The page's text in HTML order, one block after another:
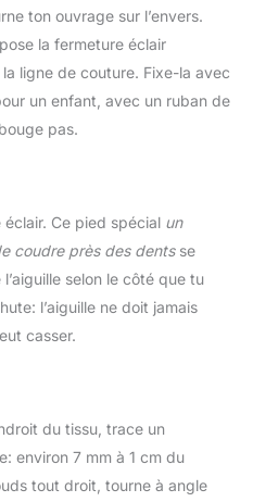
de repassage se
très bien. 4.
de protection
enfants : table a
équipée d'un
de verrouillage
de se plier ou
Elle ne
pas facilement pliée
déformée pendant
et le
de repassage
de repassage
de 120 x 45
exclusif en fer :
planche a repasser
une conception
qui peut être
rangée dans
petit espace après
sur le support en
pendant que le fer est
place. Le cordon
a
une place
de sorte que le
enfants : table a
équipée d'un
de verrouillage
ton ouvrage sur l’envers.
la fermeture éclair
ligne de couture. Fixe-la avec
un enfant, avec un ruban de
pas.
Ce pied spécial un
coudre près des dentsse
selon le côté que tu
l’aiguille ne doit jamais
casser.
du tissu, trace un
environ 7 mm à 1 cm du
tout droit, tourne à angle